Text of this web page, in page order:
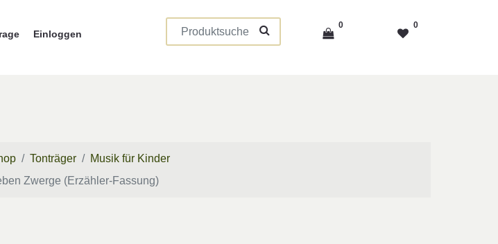
Einloggen
0 0
Tonträger
Musik für Kinder
Zwerge (Erzähler-Fassung)